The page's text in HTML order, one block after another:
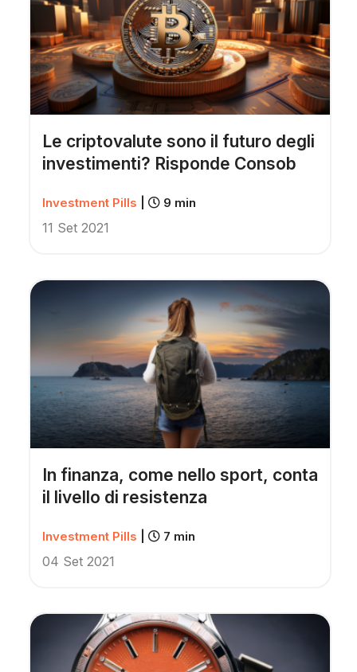
Le criptovalute sono il futuro degli
investimenti? Risponde Consob
Investment Pills 9 min
11 Set 2021
In finanza, come nello sport, conta
il livello di resistenza
Investment Pills 7 min
04 Set 2021